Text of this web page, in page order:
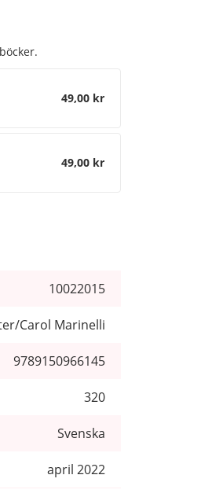
49,00 kr
49,00 kr
10022015
Carol Marinelli
9789150966145
320
Svenska
april 2022